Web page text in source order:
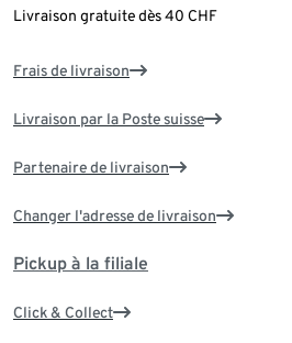
Livraison gratuite dès 40 CHF
Frais de livraison
Livraison par la Poste suisse
Partenaire de livraison
Changer l'adresse de livraison
Pickup à la filiale
Click & Collect